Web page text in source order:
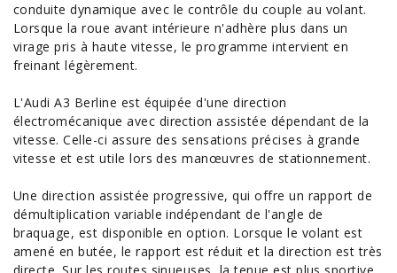
conduite dynamique avec le contrôle du couple au volant.
Lorsque la roue avant intérieure n'adhère plus dans un
virage pris à haute vitesse, le programme intervient en
freinant légèrement.
L'Audi A3 Berline est équipée d'une direction
électromécanique avec direction assistée dépendant de la
vitesse. Celle-ci assure des sensations précises à grande
vitesse et est utile lors des manœuvres de stationnement.
Une direction assistée progressive, qui offre un rapport de
démultiplication variable indépendant de l'angle de
braquage, est disponible en option. Lorsque le volant est
amené en butée, le rapport est réduit et la direction est très